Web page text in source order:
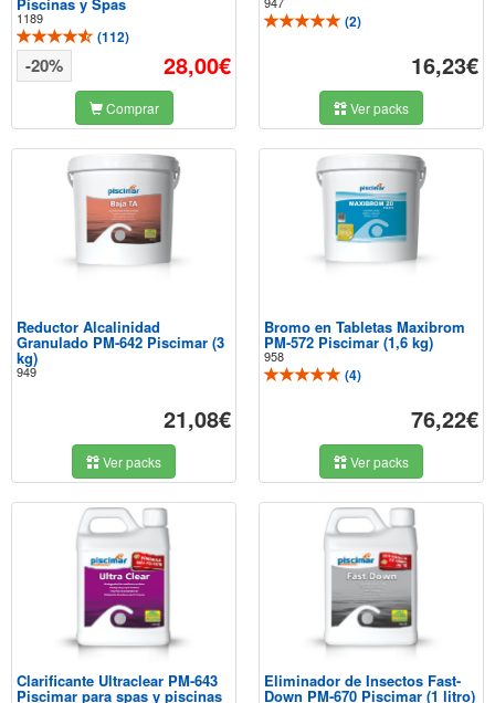
1189
(112)
28,00€
-20%
Comprar
(2)
16,23€
Ver packs
Reductor Alcalinidad
Granulado PM-642 Piscimar (3
kg)
949
21,08€
Ver packs
Bromo en Tabletas Maxibrom
PM-572 Piscimar (1,6 kg)
958
(4)
76,22€
Ver packs
Clarificante Ultraclear PM-643
Piscimar para spas y piscinas
Eliminador de Insectos Fast-
Down PM-670 Piscimar (1 litro)